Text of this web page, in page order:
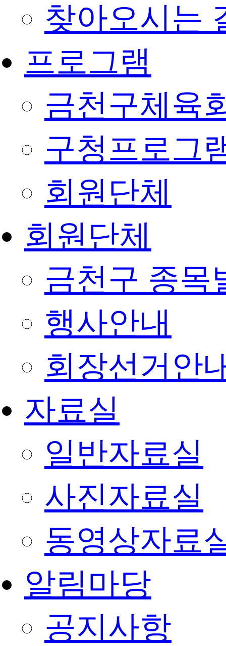
찾아오시는
프로그램
금천구체육
구청프로그
회원단체
회원단체
금천구 종목
행사안내
회장선거안
자료실
일반자료실
사진자료실
동영상자료
알림마당
공지사항